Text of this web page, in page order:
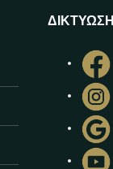
ΔΙΚΤΥΩΣΗ